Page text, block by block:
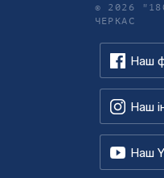
© 2026
ЧЕРКАС
Наш
Наш
Наш